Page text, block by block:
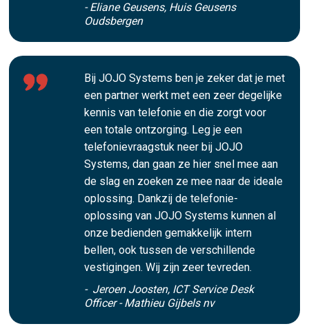
- Eliane Geusens, Huis Geusens
Oudsbergen
Bij JOJO Systems ben je zeker dat je met
een partner werkt met een zeer degelijke
kennis van telefonie en die zorgt voor
een totale ontzorging. Leg je een
telefonievraagstuk neer bij JOJO
Systems, dan gaan ze hier snel mee aan
de slag en zoeken ze mee naar de ideale
oplossing. Dankzij de telefonie-
oplossing van JOJO Systems kunnen al
onze bedienden gemakkelijk intern
bellen, ook tussen de verschillende
vestigingen. Wij zijn zeer tevreden.
- Jeroen Joosten, ICT Service Desk
Officer - Mathieu Gijbels nv